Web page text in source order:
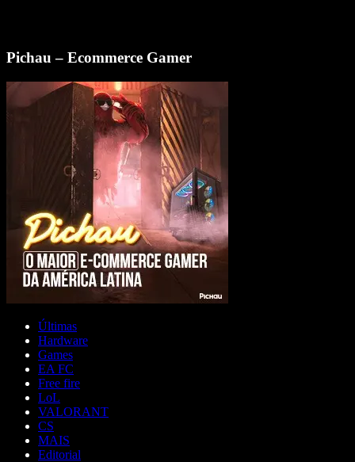
Pichau – Ecommerce Gamer
Últimas
Hardware
Games
EA FC
Free fire
LoL
VALORANT
CS
MAIS
Editorial